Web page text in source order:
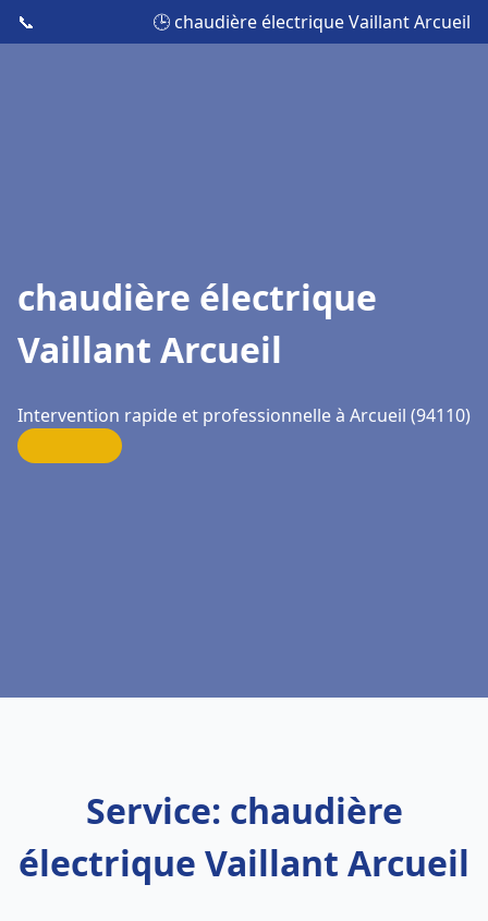
📞 🕒 chaudière électrique Vaillant Arcueil
chaudière électrique
Vaillant Arcueil
Intervention rapide et professionnelle à Arcueil (94110)
Service: chaudière
électrique Vaillant Arcueil